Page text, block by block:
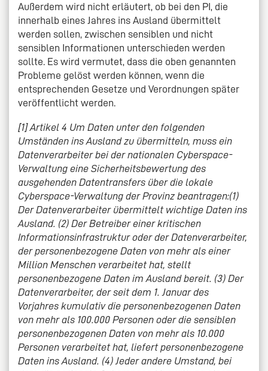
Außerdem wird nicht erläutert, ob bei den PI, die
innerhalb eines Jahres ins Ausland übermittelt
werden sollen, zwischen sensiblen und nicht
sensiblen Informationen unterschieden werden
sollte. Es wird vermutet, dass die oben genannten
Probleme gelöst werden können, wenn die
entsprechenden Gesetze und Verordnungen später
veröffentlicht werden.
[1] Artikel 4 Um Daten unter den folgenden
Umständen ins Ausland zu übermitteln, muss ein
Datenverarbeiter bei der nationalen Cyberspace-
Verwaltung eine Sicherheitsbewertung des
ausgehenden Datentransfers über die lokale
Cyberspace-Verwaltung der Provinz beantragen:(1)
Der Datenverarbeiter übermittelt wichtige Daten ins
Ausland. (2) Der Betreiber einer kritischen
Informationsinfrastruktur oder der Datenverarbeiter,
der personenbezogene Daten von mehr als einer
Million Menschen verarbeitet hat, stellt
personenbezogene Daten im Ausland bereit. (3) Der
Datenverarbeiter, der seit dem 1. Januar des
Vorjahres kumulativ die personenbezogenen Daten
von mehr als 100.000 Personen oder die sensiblen
personenbezogenen Daten von mehr als 10.000
Personen verarbeitet hat, liefert personenbezogene
Daten ins Ausland. (4) Jeder andere Umstand, bei